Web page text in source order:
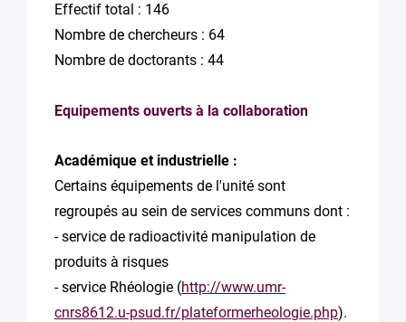
Effectif total : 146
Nombre de chercheurs : 64
Nombre de doctorants : 44
Equipements ouverts à la collaboration
Académique et industrielle :
Certains équipements de l'unité sont
regroupés au sein de services communs dont :
- service de radioactivité manipulation de
produits à risques
- service Rhéologie (http://www.umr-
cnrs8612.u-psud.fr/plateformerheologie.php).